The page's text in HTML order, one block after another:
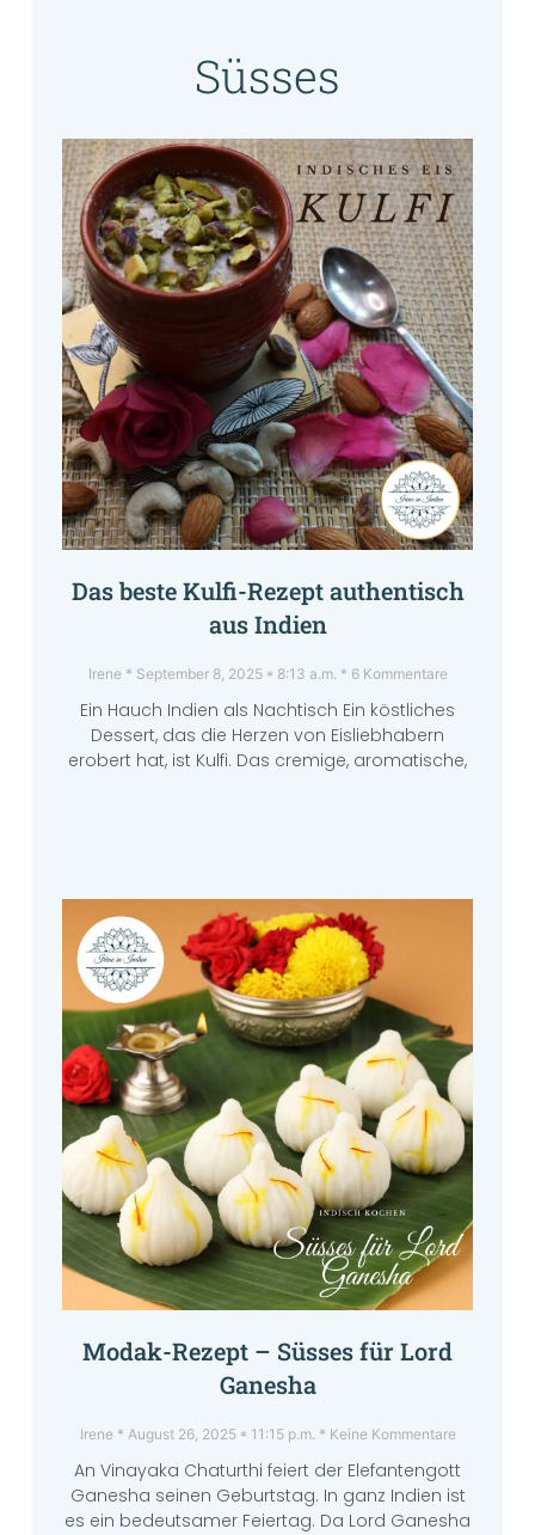
Süsses
Das beste Kulfi-Rezept authentisch
aus Indien
Irene September 8, 2025 8:13 a.m. 6 Kommentare
Ein Hauch Indien als Nachtisch Ein köstliches
Dessert, das die Herzen von Eisliebhabern
erobert hat, ist Kulfi. Das cremige, aromatische,
Modak-Rezept – Süsses für Lord
Ganesha
Irene August 26, 2025 11:15 p.m. Keine Kommentare
An Vinayaka Chaturthi feiert der Elefantengott
Ganesha seinen Geburtstag. In ganz Indien ist
es ein bedeutsamer Feiertag. Da Lord Ganesha